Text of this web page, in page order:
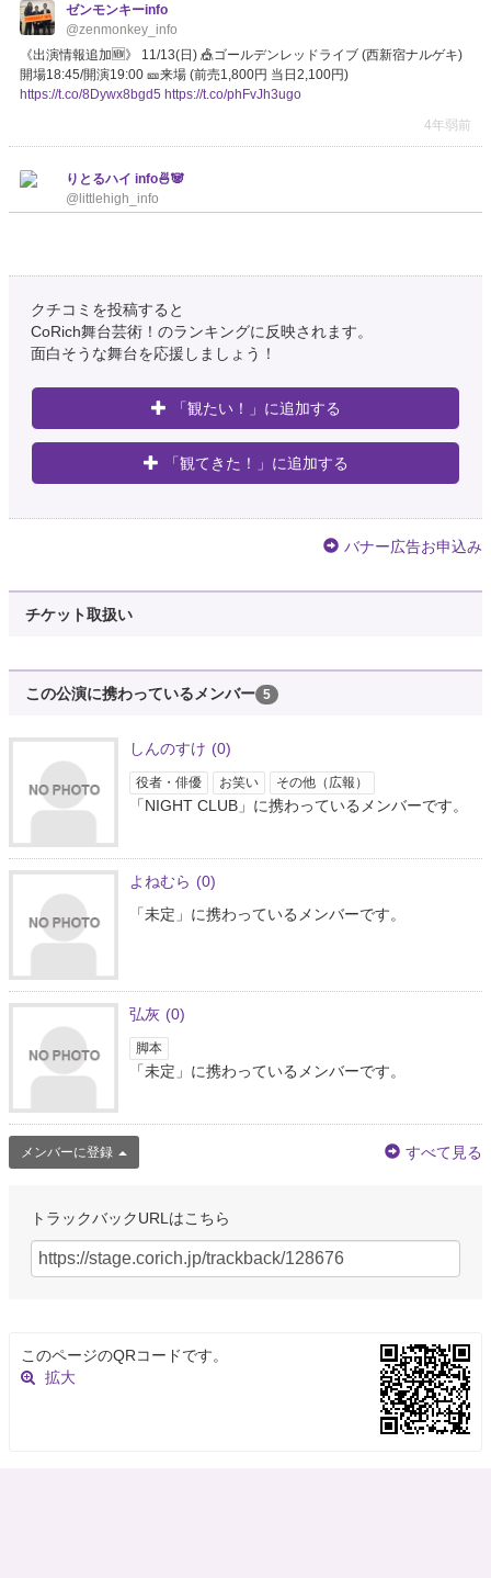
ゼンモンキーinfo
@zenmonkey_info
《出演情報追加🆕》 11/13(日) 🎪ゴールデンレッドライブ (西新宿ナルゲキ)
開場18:45/開演19:00 🎫来場 (前売1,800円 当日2,100円)
https://t.co/8Dywx8bgd5 https://t.co/phFvJh3ugo
4年弱前
りとるハイ info🍜🐼
@littlehigh_info
佐藤大介
@Sato_satodai
明日10/13(木)は ニコジョッキー「ハナフダの壊れるほど抱きしめて」 西新
宿ナルゲキでは ・ブレナイでハウンドチョーカー ・ワラネタFULLでハナフ
ダ マンザイチーノ@新宿ブリーカーでオッパショ石 ジャガモンド斉藤と関
根ささら…
4年弱前
新作のハーモニカ情報
@shinsaku_new
https://t.co/fdBSJjz7nB🎤「ワラネタFULL」 会場:西新宿ナルゲキ 開場
17:50/開演18…
https://t.co/VanNdSdCfk
4年弱前
@takeuchizu_info
🆕 11月12日(土) 『DRASTIC HOLIDAY』 開場 15:15 開演 15:30 西新宿ナル
ゲキ 会場観覧チケット 前売券：2500円 当日券：2800円 (来場チケットは10
月12日(水) 22時〜予約開始で…
レインマンズinfo
@rainmans_info
【明日！】 『若武者M』 日程 10月13日(木) 会場 西新宿ナルゲキ 開場
1800円…
https://t.co/pSbA5O0f8A
@daigyoten_attn
▼11月 🔵01(火)20:00[新宿ハイジアV-1/💻ZAIKO]新大石兄弟
https://t.co/P1IolQ4lhX https://t.co/PF274fDBkt🆕02(水)19:30[西新宿ナルゲ
キ/💻K-PRO…https://t.co/ejfiqZuypT
大仰天に大注目
@daigyoten_attn
▼10月 🔵25(火)18:00[西新宿ナルゲキ/💻K-PRO ZAIKO]ワラネタFULL
🔵25(火)20:00[新宿ハイジアV-1/💻人力舎ZAIKO]異
クチコミを投稿すると
CoRich舞台芸術！のランキングに反映されます。
面白そうな舞台を応援しましょう！
「観たい！」に追加する
「観てきた！」に追加する
バナー広告お申込み
チケット取扱い
この公演に携わっているメンバー 5
しんのすけ (0)
役者・俳優 お笑い その他（広報）
「NIGHT CLUB」に携わっているメンバーです。
よねむら (0)
「未定」に携わっているメンバーです。
弘灰 (0)
脚本
「未定」に携わっているメンバーです。
メンバーに登録 すべて見る
トラックバックURLはこちら
このページのQRコードです。
拡大